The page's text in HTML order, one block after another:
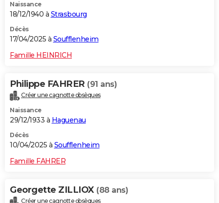
Naissance
18/12/1940 à Strasbourg
Décès
17/04/2025 à Soufflenheim
Famille HEINRICH
Philippe FAHRER (91 ans)
Créer une cagnotte obsèques
Naissance
29/12/1933 à Haguenau
Décès
10/04/2025 à Soufflenheim
Famille FAHRER
Georgette ZILLIOX (88 ans)
Créer une cagnotte obsèques